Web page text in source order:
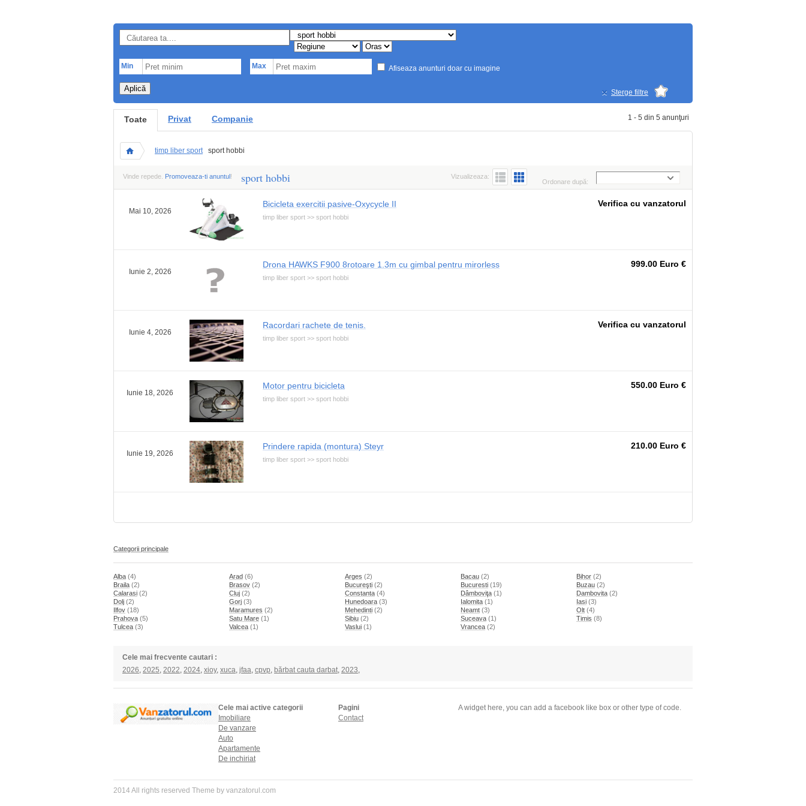
Min Max Afiseaza anunturi doar cu imagine
Aplică Sterge filtre
1 - 5 din 5 anunţuri
Toate Privat Companie
timp liber sport sport hobbi
Vinde repede. Promoveaza-ti anuntul! sport hobbi Ordonare după:
Vizualizeaza:
Mai 10, 2026
Bicicleta exercitii pasive-Oxycycle II
timp liber sport >> sport hobbi
Verifica cu vanzatorul
Iunie 2, 2026
Drona HAWKS F900 8rotoare 1.3m cu gimbal pentru mirorless
timp liber sport >> sport hobbi
999.00 Euro €
Iunie 4, 2026
Racordari rachete de tenis.
timp liber sport >> sport hobbi
Verifica cu vanzatorul
Iunie 18, 2026
Motor pentru bicicleta
timp liber sport >> sport hobbi
550.00 Euro €
Iunie 19, 2026
Prindere rapida (montura) Steyr
timp liber sport >> sport hobbi
210.00 Euro €
Categorii principale
Alba (4) Arad (6) Arges (2) Bacau (2) Bihor (2)
Braila (2) Brasov (2) Bucureşti (2) Bucuresti (19) Buzau (2)
Calarasi (2) Cluj (2) Constanta (4) Dâmboviţa (1) Dambovita (2)
Dolj (2) Gorj (3) Hunedoara (3) Ialomita (1) Iasi (3)
Ilfov (18) Maramures (2) Mehedinti (2) Neamt (3) Olt (4)
Prahova (5) Satu Mare (1) Sibiu (2) Suceava (1) Timis (8)
Tulcea (3) Valcea (1) Vaslui (1) Vrancea (2)
Cele mai frecvente cautari :
2026, 2025, 2022, 2024, xioy, xuca, jfaa, cpvp, bărbat cauta darbat, 2023,
Cele mai active categorii
Imobiliare
De vanzare
Auto
Apartamente
De inchiriat
Pagini
Contact
A widget here, you can add a facebook like box or other type of code.
2014 All rights reserved Theme by vanzatorul.com